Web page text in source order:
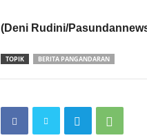
(Deni Rudini/
TOPIK BERITA PANGANDARAN